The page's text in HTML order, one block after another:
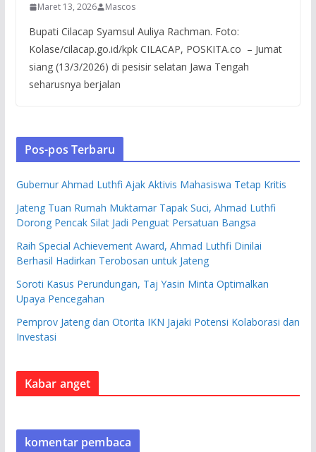
Maret 13, 2026 Mascos
Bupati Cilacap Syamsul Auliya Rachman. Foto:
Kolase/cilacap.go.id/kpk CILACAP, POSKITA.co – Jumat
siang (13/3/2026) di pesisir selatan Jawa Tengah
seharusnya berjalan
Pos-pos Terbaru
Gubernur Ahmad Luthfi Ajak Aktivis Mahasiswa Tetap Kritis
Jateng Tuan Rumah Muktamar Tapak Suci, Ahmad Luthfi
Dorong Pencak Silat Jadi Penguat Persatuan Bangsa
Raih Special Achievement Award, Ahmad Luthfi Dinilai
Berhasil Hadirkan Terobosan untuk Jateng
Soroti Kasus Perundungan, Taj Yasin Minta Optimalkan
Upaya Pencegahan
Pemprov Jateng dan Otorita IKN Jajaki Potensi Kolaborasi dan
Investasi
Kabar anget
komentar pembaca